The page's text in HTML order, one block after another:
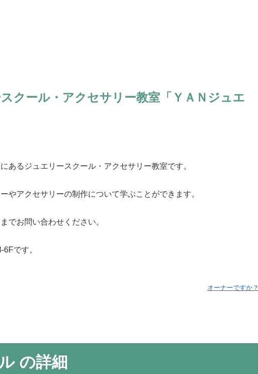
クール・アクセサリー教室「ＹＡＮジュエ
あるジュエリースクール・アクセサリー教室です。
やアクセサリーの制作について学ぶことができます。
でお問い合わせください。
です。
オーナーですか？
の詳細